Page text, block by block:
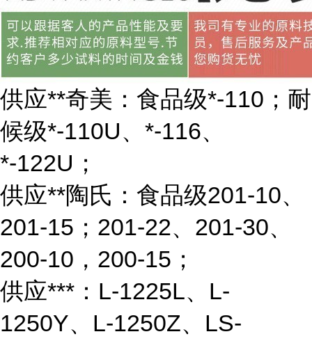
供应**奇美：食品级*-110；耐
候级*-110U、*-116、
*-122U；
供应**陶氏：食品级201-10、
201-15；201-22、201-30、
200-10，200-15；
供应***：L-1225L、L-
1250Y、L-1250Z、LS-